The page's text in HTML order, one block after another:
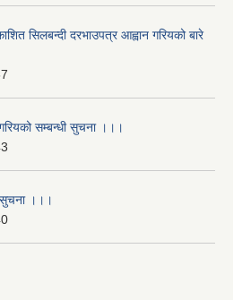
सिलबन्दी दरभाउपत्र आह्वान गरियको बारे
सम्बन्धी सुचना ।।।
सुचना ।।।